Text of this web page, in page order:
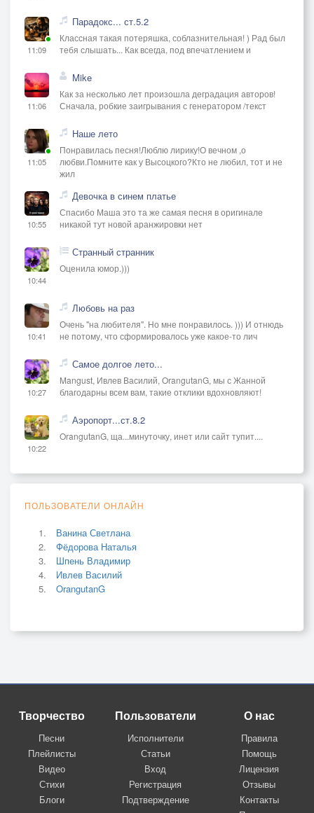
11:09
Парадокс... ст.5.2
Классная такая потеряшка, соблазнительная! ) Рад был
тебя слышать... Как всегда, под впечатлением и
11:06
Mike
Как за несколько лет произошла деградация авторов!
Сначала, робкие заигрывания с генератором /текст
11:05
Наше лето
Понравилась песня!Люблю лирику!О вечном ,о
любви.Помните как у Высоцкого?Кто не любил, тот и не
жил
10:55
Девочка в синем платье
Спасибо Маша это та же самая песня в оригинале
никакой тут новой аранжировки нет
10:44
Странный странник
Оценила юмор.)))
10:41
Любовь на раз
Очень "на любителя". Но мне понравилось. ))) И отнюдь
не потому, что сформировалось уже какое-то лич
10:27
Самое долгое лето...
Mangust, Ивлев Василий, OrangutanG, мы с Жанной
благодарны всем вам, такие отклики вдохновляют!
10:22
Аэропорт...ст.8.2
OrangutanG, ща...минуточку, инет или сайт тупит....
ПОЛЬЗОВАТЕЛИ ОНЛАЙН
Ванина Светлана
Фёдорова Наталья
Шпень Владимир
Ивлев Василий
OrangutanG
Творчество
Песни
Плейлисты
Видео
Стихи
Блоги
Пользователи
Исполнители
Статьи
Вход
Регистрация
Подтверждение
О нас
Правила
Помощь
Лицензия
Отзывы
Контакты